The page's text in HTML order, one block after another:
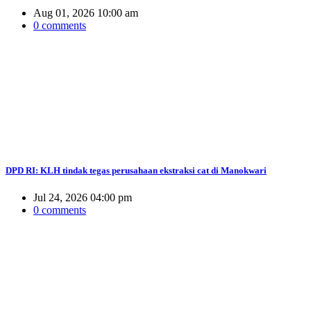
Aug 01, 2026 10:00 am
0 comments
DPD RI: KLH tindak tegas perusahaan ekstraksi cat di Manokwari
Jul 24, 2026 04:00 pm
0 comments